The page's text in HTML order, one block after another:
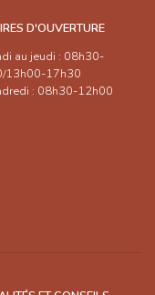
D'OUVERTURE
au jeudi : 08h30-
13h00-17h30
: 08h30-12h00